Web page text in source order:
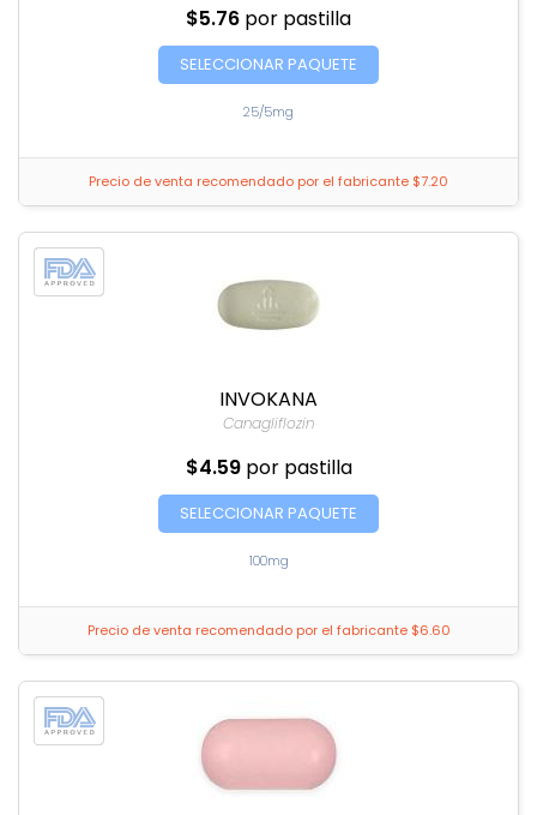
$5.76 por pastilla
SELECCIONAR PAQUETE
25/5mg
Precio de venta recomendado por el fabricante $7.20
INVOKANA
Canagliflozin
$4.59 por pastilla
SELECCIONAR PAQUETE
100mg
Precio de venta recomendado por el fabricante $6.60